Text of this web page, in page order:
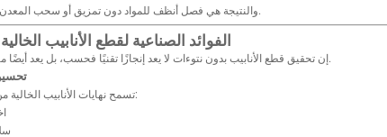
والنتيجة هي فصل أنظف للمواد دون تمزيق أو سحب المعدن على طول الحافة.
الفوائد الصناعية لقطع الأنابيب
إن تحقيق قطع الأنابيب بدون نتوءات لا يعد إنجازًا تقنيًا فحسب، بل يعد أيضًا ميزة تشغيلية كبيرة.
1.
تسمح نهايات الأنابيب الخالية من النتوءات بما يلي: